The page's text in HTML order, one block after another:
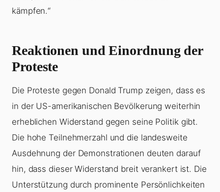
kämpfen.“
Reaktionen und Einordnung der
Proteste
Die Proteste gegen Donald Trump zeigen, dass es
in der US-amerikanischen Bevölkerung weiterhin
erheblichen Widerstand gegen seine Politik gibt.
Die hohe Teilnehmerzahl und die landesweite
Ausdehnung der Demonstrationen deuten darauf
hin, dass dieser Widerstand breit verankert ist. Die
Unterstützung durch prominente Persönlichkeiten